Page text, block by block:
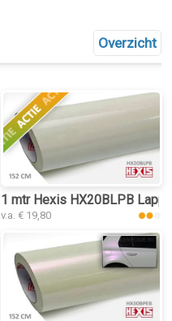
Overzicht
1 mtr Hexis HX20BLPB Lapp
v.a. € 19,80